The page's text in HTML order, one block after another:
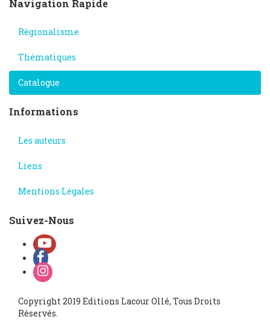
Navigation Rapide
Régionalisme
Thématiques
Catalogue
Informations
Les auteurs
Liens
Mentions Légales
Suivez-Nous
Copyright 2019 Editions Lacour Ollé, Tous Droits
Réservés.